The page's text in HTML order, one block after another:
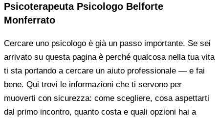
Psicoterapeuta Psicologo Belforte
Monferrato
Cercare uno psicologo è già un passo importante. Se sei
arrivato su questa pagina è perché qualcosa nella tua vita
ti sta portando a cercare un aiuto professionale — e fai
bene. Qui trovi le informazioni che ti servono per
muoverti con sicurezza: come scegliere, cosa aspettarti
dal primo incontro, quanto costa e quali opzioni hai a